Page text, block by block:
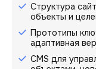
Структура
объекты и
Прототипы
адаптивная
CMS для